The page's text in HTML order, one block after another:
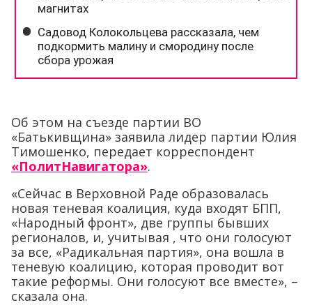
Об этом на съезде партии ВО
«Батькивщина» заявила лидер партии Юлия
Тимошенко, передает корреспондент
«ПолитНавигатора».
«Сейчас в Верховной Раде образовалась
новая теневая коалиция, куда входят БПП,
«Народный фронт», две группы бывших
регионалов, и, учитывая , что они голосуют
за все, «Радикальная партия», она вошла в
теневую коалицию, которая проводит вот
такие реформы. Они голосуют все вместе», –
сказала она.